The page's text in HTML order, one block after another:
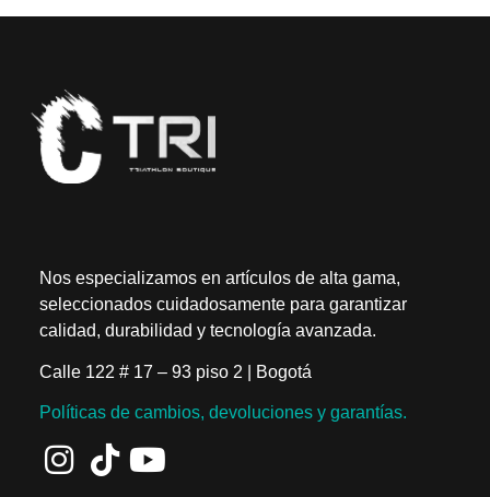
Nos especializamos en artículos de alta gama,
seleccionados cuidadosamente para garantizar
calidad, durabilidad y tecnología avanzada.
Calle 122 # 17 – 93 piso 2 | Bogotá
Políticas de cambios, devoluciones y garantías.